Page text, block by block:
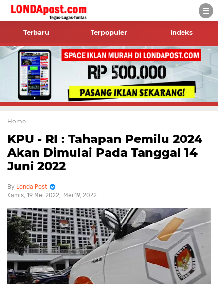
Terbaru Terpopuler Indeks
Home
KPU - RI : Tahapan Pemilu 2024
Akan Dimulai Pada Tanggal 14
Juni 2022
Londa Post
Kamis, 19 Mei 2022
Mei 19, 2022